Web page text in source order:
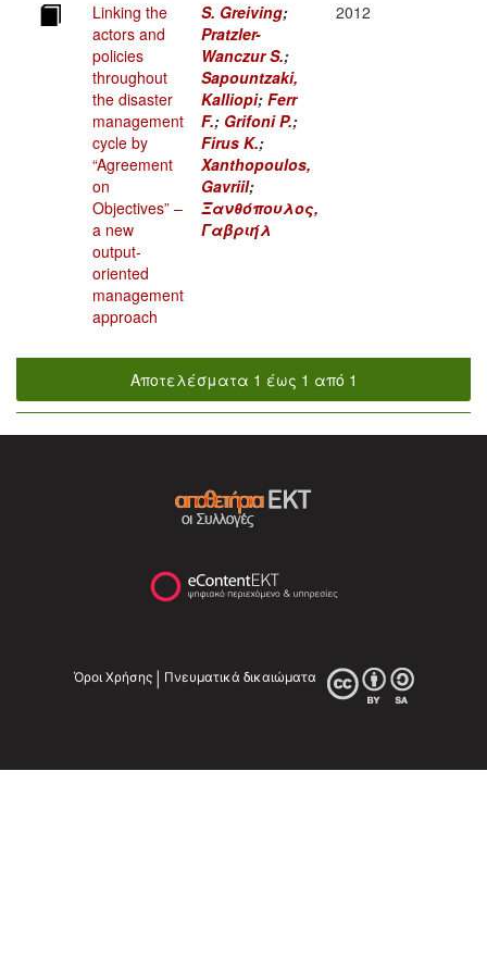
Linking the
actors and
policies
throughout
the disaster
management
cycle by
“Agreement
on
Objectives” –
a new
output-
oriented
management
approach
S. Greiving;
Pratzler-
Wanczur S.;
Sapountzaki,
Kalliopi; Ferr
F.; Grifoni P.;
Firus K.;
Xanthopoulos,
Gavriil;
Ξανθόπουλος,
Γαβριήλ
2012
Αποτελέσματα 1 έως 1 από 1